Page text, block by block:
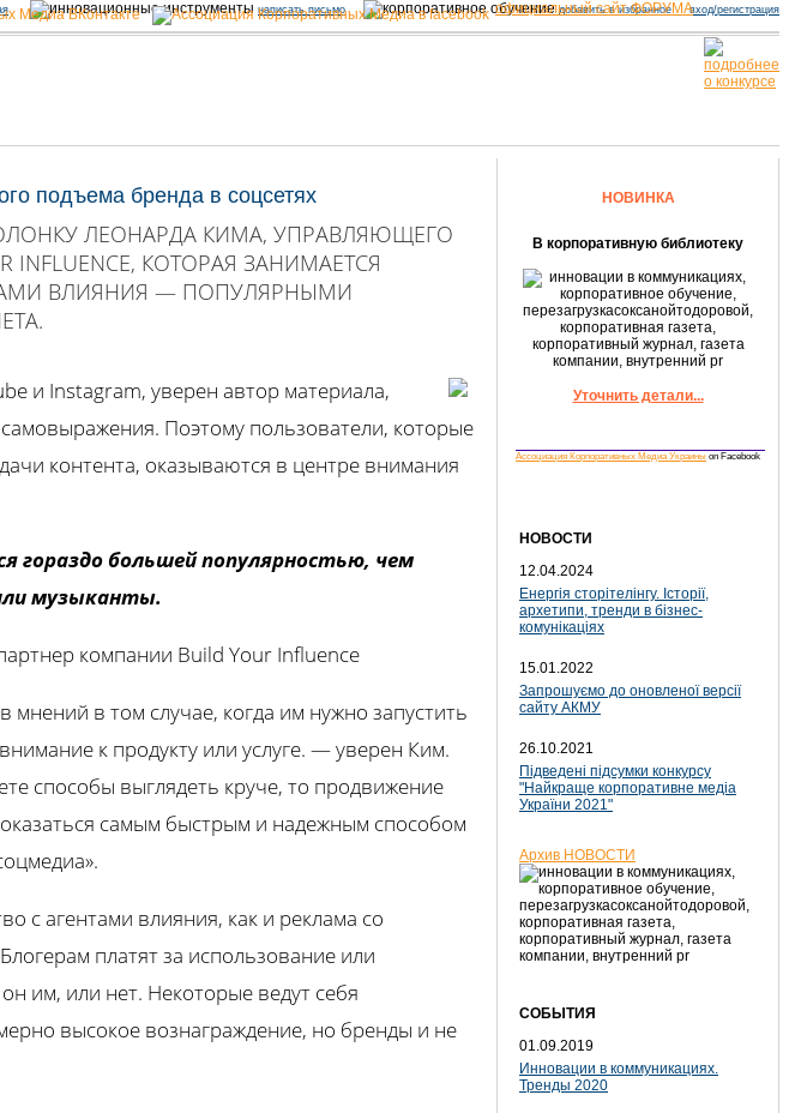
официальный сайт ФОРУМА
написать письмо добавить в избранное вход/регистрация
подъема бренда в соцсетях
ЛЕОНАРДА КИМА, УПРАВЛЯЮЩЕГО
КОТОРАЯ ЗАНИМАЕТСЯ
ВЛИЯНИЯ — ПОПУЛЯРНЫМИ
и Instagram, уверен автор материала,
Поэтому пользователи, которые
контента, оказываются в центре внимания
гораздо большей популярностью, чем
музыканты.
компании Build Your Influence
мнений в том случае, когда им нужно запустить
к продукту или услуге. — уверен Ким.
способы выглядеть круче, то продвижение
самым быстрым и надежным способом
с агентами влияния, как и реклама со
платят за использование или
им, или нет. Некоторые ведут себя
высокое вознаграждение, но бренды и не
НОВИНКА
В корпоративную библиотеку
Уточнить детали...
Ассоциация Корпоративных Медиа Украины on Facebook
НОВОСТИ
12.04.2024
Енергія сторітелінгу. Історії,
архетипи, тренди в бізнес-
комунікаціях
15.01.2022
Запрошуємо до оновленої версії
сайту АКМУ
26.10.2021
Підведені підсумки конкурсу
"Найкраще корпоративне медіа
України 2021"
Архив НОВОСТИ
СОБЫТИЯ
01.09.2019
Инновации в коммуникациях.
Тренды 2020